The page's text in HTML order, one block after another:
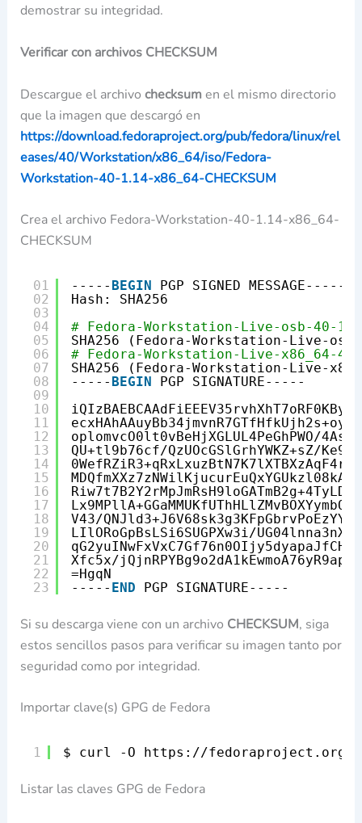
demostrar su integridad.
Verificar con archivos CHECKSUM
Descargue el archivo checksum en el mismo directorio
que la imagen que descargó en
https://download.fedoraproject.org/pub/fedora/linux/rel
eases/40/Workstation/x86_64/iso/Fedora-
Workstation-40-1.14-x86_64-CHECKSUM
Crea el archivo Fedora-Workstation-40-1.14-x86_64-
CHECKSUM
01
02
03
04
05
06
07
08
09
10
11
12
13
14
15
16
17
18
19
20
21
22
23
----- BEGIN
PGP SIGNED MESSAGE-----
Hash: SHA256
# Fedora-Workstation-Live-osb-40-
SHA256 (Fedora-Workstation-Live-osb-
# Fedora-Workstation-Live-x86_64-
SHA256 (Fedora-Workstation-Live-
----- BEGIN
PGP SIGNATURE-----
oplomvcO0lt0vBeHjXGLUL4PeGhPWO/
QU+tl9b76cf/QzUOcGSlGrhYWKZ+sZ/
V43/
LIlORoGpBsLSi6SUGPXw3i/
Xfc5x/
=HgqN
----- END PGP SIGNATURE-----
Si su descarga viene con un archivo CHECKSUM, siga
estos sencillos pasos para verificar su imagen tanto por
seguridad como por integridad.
Importar clave(s) GPG de Fedora
1 $ curl -O https: //fedoraproject .org
Listar las claves GPG de Fedora